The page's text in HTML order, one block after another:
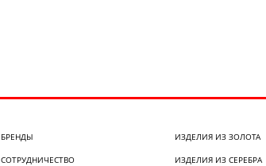
БРЕНДЫ
СОТРУДНИЧЕСТВО
ИЗДЕЛИЯ ИЗ ЗОЛОТА
ИЗДЕЛИЯ ИЗ СЕРЕБРА